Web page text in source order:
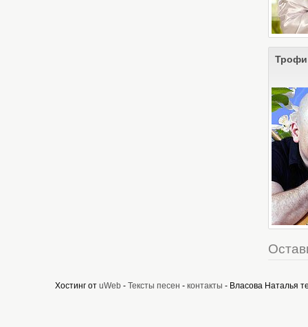
Хостинг от uWeb - Тексты песен - контакты - Власова Наталья